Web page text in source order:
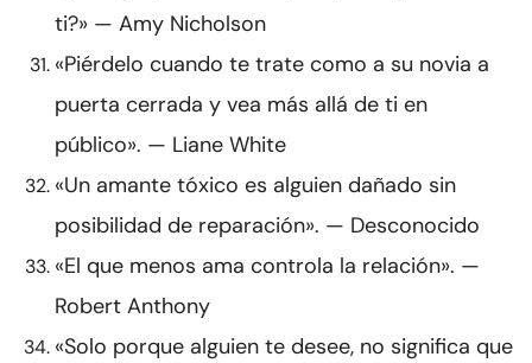
ti?» — Amy Nicholson
«Piérdelo cuando te trate como a su novia a
puerta cerrada y vea más allá de ti en
público». — Liane White
«Un amante tóxico es alguien dañado sin
posibilidad de reparación». — Desconocido
«El que menos ama controla la relación». —
Robert Anthony
«Solo porque alguien te desee, no significa que